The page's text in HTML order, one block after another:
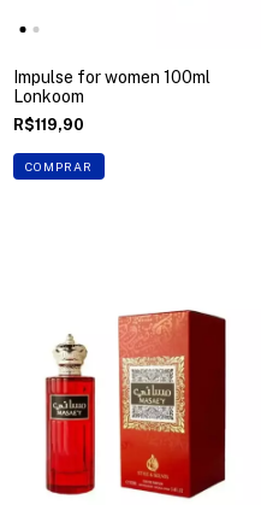
Impulse for women 100ml
Lonkoom
R$119,90
COMPRAR